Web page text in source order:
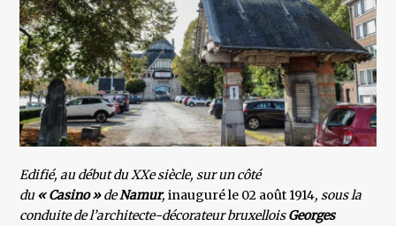
Edifié, au début du XXe siècle, sur un côté
du « Casino »deNamur, inauguré le 02 août 1914, sous la
conduite de l’architecte-décorateur bruxelloisGeorges